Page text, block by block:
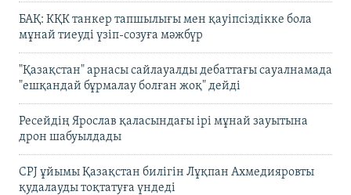
БАҚ: КҚК танкер тапшылығы мен қауіпсіздікке бола
мұнай тиеуді үзіп-созуға мәжбүр
"Қазақстан" арнасы сайлауалды дебаттағы сауалнамада
"ешқандай бұрмалау болған жоқ" дейді
Ресейдің Ярослав қаласындағы ірі мұнай зауытына
дрон шабуылдады
CPJ ұйымы Қазақстан билігін Лұқпан Ахмедияровты
қудалауды тоқтатуға үндеді